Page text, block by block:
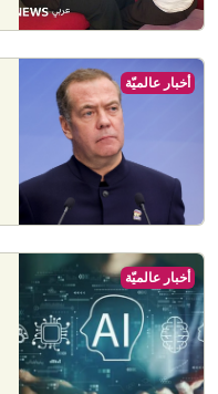
أخبار عالميّة
أخبار عالميّة